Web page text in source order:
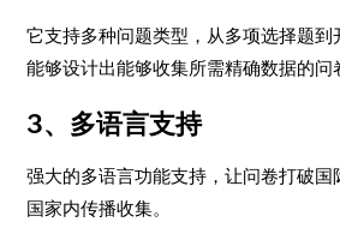
它支持多种问题类型，从多项选择题到
能够设计出能够收集所需精确数据的问
3、多语言支持
强大的多语言功能支持，让问卷打破国
国家内传播收集。